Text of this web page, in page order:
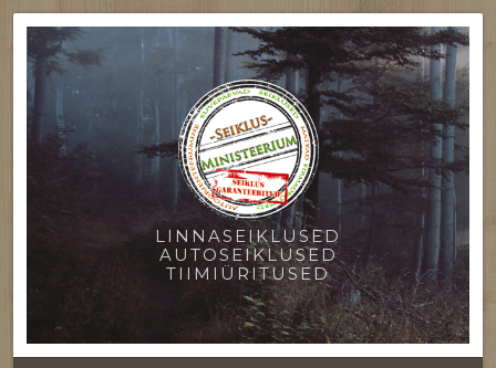
LINNASEIKLUSED
AUTOSEIKLUSED
TIIMIÜRITUSED